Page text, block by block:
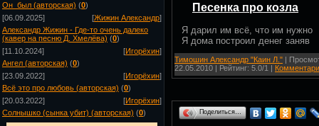
Он_был (авторская) (0)
[06.09.2025]
[Жижин Александр]
Александр Жижин - Где-то очень далеко
(кавер на песню Д. Хмелёва) (0)
[11.10.2024]
[Игорёхин]
Ангел (авторская) (0)
[23.09.2022]
[Игорёхин]
Всё это про любовь (авторская) (0)
[20.03.2022]
[Игорёхин]
Солнышко (сынка убит) (авторская) (0)
Песенка про козла
Я дарил им всё, что им нужно
Я дома построил денег заняв
Тимошин Александр "Каин Л." |
22.05.2010 | Рейтинг: 5.0/1 |
Поделиться…